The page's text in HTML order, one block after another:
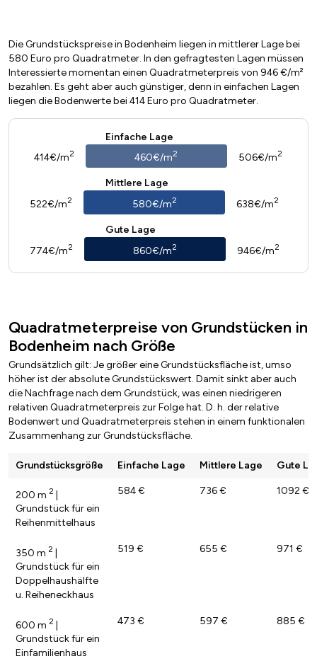
Die Grundstückspreise in Bodenheim liegen in mittlerer Lage bei
580 Euro pro Quadratmeter. In den gefragtesten Lagen müssen
Interessierte momentan einen Quadratmeterpreis von 946 €/m²
bezahlen. Es geht aber auch günstiger, denn in einfachen Lagen
liegen die Bodenwerte bei 414 Euro pro Quadratmeter.
Einfache Lage
414€/m2 460€/m2 506€/m2
Mittlere Lage
522€/m2 580€/m2 638€/m2
Gute Lage
774€/m2 860€/m2 946€/m2
Quadratmeterpreise von Grundstücken in
Bodenheim nach Größe
Grundsätzlich gilt: Je größer eine Grundstücksfläche ist, umso
höher ist der absolute Grundstückswert. Damit sinkt aber auch
die Nachfrage nach dem Grundstück, was einen niedrigeren
relativen Quadratmeterpreis zur Folge hat. D. h. der relative
Bodenwert und Quadratmeterpreis stehen in einem funktionalen
Zusammenhang zur Grundstücksfläche.
Grundstücksgröße Einfache Lage Mittlere Lage Gute
200 m 2 |
Grundstück für ein
Reihenmittelhaus
584 € 736 € 1092 €
350 m 2 |
Grundstück für ein
Doppelhaushälfte
u. Reiheneckhaus
519 € 655 € 971 €
600 m 2 |
Grundstück für ein
Einfamilienhaus
473 € 597 € 885 €